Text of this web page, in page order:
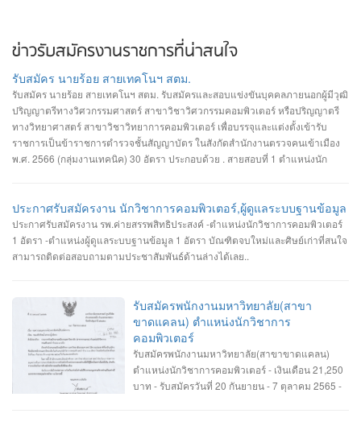
ข่าวรับสมัครงานราชการที่น่าสนใจ
รับสมัคร นายร้อย สายเทคโนฯ สตม.
รับสมัคร นายร้อย สายเทคโนฯ สตม. รับสมัครและสอบแข่งขันบุคคลภายนอกผู้มีวุฒิ
ปริญญาตรีทางวิศวกรรมศาสตร์ สาขาวิชาวิศวกรรมคอมพิวเตอร์ หรือปริญญาตรี
ทางวิทยาศาสตร์ สาขาวิชาวิทยาการคอมพิวเตอร์ เพื่อบรรจุและแต่งตั้งเข้ารับ
ราชการเป็นข้าราชการตำรวจชั้นสัญญาบัตร ในสังกัดสำนักงานตรวจคนเข้าเมือง
พ.ศ. 2566 (กลุ่มงานเทคนิค) 30 อัตรา ประกอบด้วย . สายสอบที่ 1 ตำแหน่งนัก
ผล จำนวน 12 อัตรา (วุฒิปริญญาตรีทางวิศวกรรมศาสตร์ สาขาวิศวกรรม
คอมพิวเตอร์ หรือปริญญาตรีทางวิทยาศาสตร์ สาขาวิชาวิทยาการคอมพิวเตอร์) .
ทั้งนี้ เปิดรับสมัครตั้งแต่วันที่ 2 - 31 พ.ค. 66 สมัครได้ที่เว็บไซต์
http://imm.jobthaigov.com
ประกาศรับสมัครงาน นักวิชาการคอมพิวเตอร์,ผู้ดูแลระบบฐานข้อมูล
ประกาศรับสมัครงาน รพ.ค่ายสรรพสิทธิประสงค์ -ตำแหน่งนักวิชาการคอมพิวเตอร์
1 อัตรา -ตำแหน่งผู้ดูแลระบบฐานข้อมูล 1 อัตรา บัณฑิตจบใหม่และศิษย์เก่าที่สนใจ
สามารถติดต่อสอบถามตามประชาสัมพันธ์ด้านล่างได้เลย..
รับสมัครพนักงานมหาวิทยาลัย(สาขา
ขาดแคลน) ตำแหน่งนักวิชาการ
คอมพิวเตอร์
รับสมัครพนักงานมหาวิทยาลัย(สาขาขาดแคลน)
ตำแหน่งนักวิชาการคอมพิวเตอร์ - เงินเดือน 21,250
บาท - รับสมัครวันที่ 20 กันยายน - 7 ตุลาคม 2565 -